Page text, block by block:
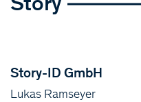
Story-ID GmbH
Lukas Ramseyer